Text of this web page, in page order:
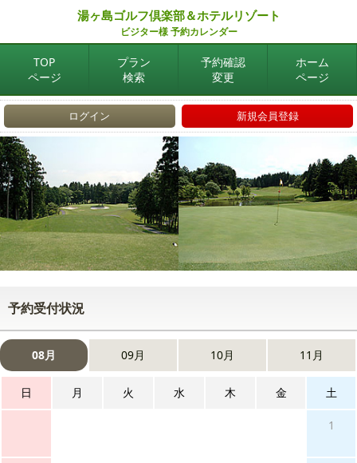
湯ヶ島ゴルフ倶楽部＆ホテルリゾート
ビジター様 予約カレンダー
TOP
ページ
プラン
検索
予約確認
変更
ホーム
ページ
ログイン 新規会員登録
予約受付状況
08月 09月 10月 11月
日 月 火 水 木 金 土
1